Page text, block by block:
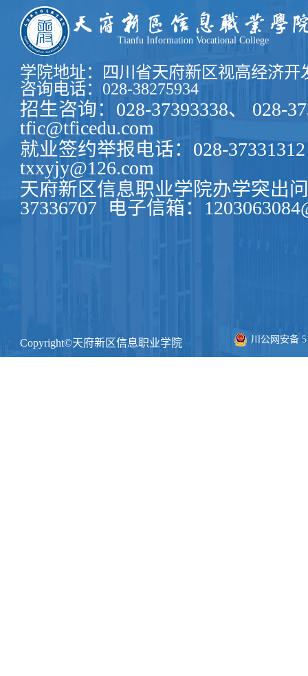
Tianfu Information Vocational College
学院地址：四川省天府新区视高经济开
咨询电话：028-38275934
招生咨询：028-37393338、 028-
tfic@tficedu.com
就业签约举报电话：028-37331312
txxyjy@126.com
天府新区信息职业学院办学突出
37336707
电子信箱：
Copyright©天府新区信息职业学院 川公网安备